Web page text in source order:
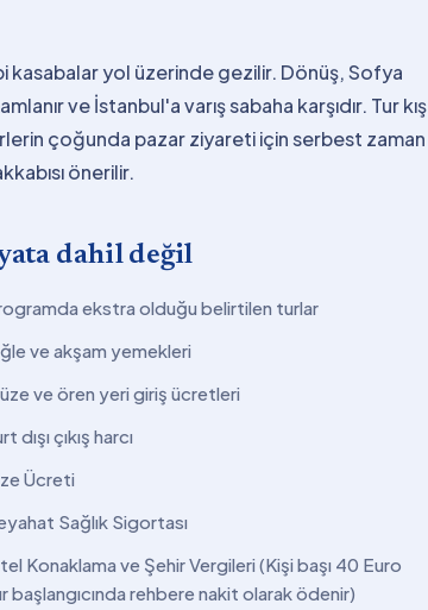
kasabalar yol üzerinde gezilir. Dönüş, Sofya
ve İstanbul'a varış sabaha karşıdır. Tur kış
çoğunda pazar ziyareti için serbest zaman
önerilir.
dahil değil
ekstra olduğu belirtilen turlar
ve akşam yemekleri
ve ören yeri giriş ücretleri
dışı çıkış harcı
Ücreti
Sağlık Sigortası
Konaklama ve Şehir Vergileri (Kişi başı 40 Euro
başlangıcında rehbere nakit olarak ödenir)